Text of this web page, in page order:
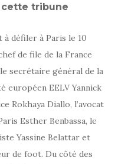
tribune
défiler à Paris le 10
de file de la France
secrétaire général de la
européen EELV Yannick
Rokhaya Diallo, l’avocat
Esther Benbassa, le
Yassine Belattar et
de foot. Du côté des